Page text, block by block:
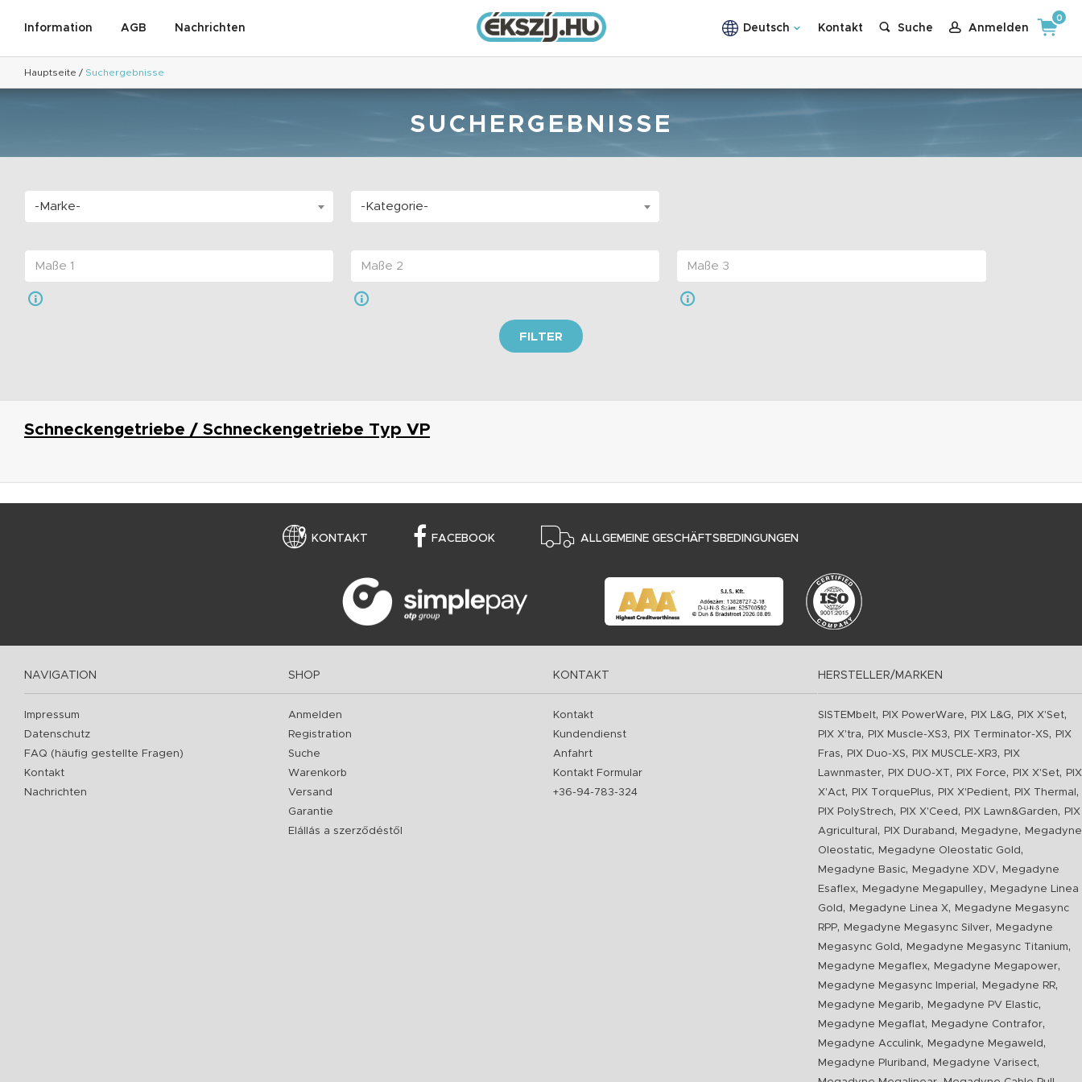
Information AGB Nachrichten Deutsch Kontakt Suche Anmelden
0
Hauptseite / Suchergebnisse
SUCHERGEBNISSE
-Marke- -Kategorie-
FILTER
Schneckengetriebe / Schneckengetriebe Typ VP
KONTAKT FACEBOOK ALLGEMEINE GESCHÄFTSBEDINGUNGEN
NAVIGATION
Impressum
Datenschutz
FAQ (häufig gestellte Fragen)
Kontakt
Nachrichten
SHOP
Anmelden
Registration
Suche
Warenkorb
Versand
Garantie
Elállás a szerződéstől
KONTAKT
Kontakt
Kundendienst
Anfahrt
Kontakt Formular
+36-94-783-324
HERSTELLER/MARKEN
SISTEMbelt, PIX PowerWare, PIX L&G, PIX X'Set,
PIX X'tra, PIX Muscle-XS3, PIX Terminator-XS,
PIX
Fras, PIX Duo-XS, PIX MUSCLE-XR3,
PIX
Lawnmaster, PIX DUO-XT, PIX Force, PIX X'Set,
PIX
X'Act, PIX TorquePlus, PIX X'Pedient, PIX Thermal ,
PIX PolyStrech, PIX X'Ceed , PIX Lawn&Garden,
PIX
Agricultural , PIX Duraband , Megadyne,
Megadyne
Oleostatic, Megadyne Oleostatic Gold ,
Megadyne Basic, Megadyne XDV,
Megadyne
Esaflex, Megadyne Megapulley,
Megadyne Linea
Gold , Megadyne Linea X,
Megadyne Megasync
RPP, Megadyne Megasync Silver,
Megadyne
Megasync Gold , Megadyne Megasync Titanium,
Megadyne Megaflex, Megadyne Megapower,
Megadyne Megasync Imperial , Megadyne RR,
Megadyne Megarib, Megadyne PV Elastic,
Megadyne Megaflat, Megadyne Contrafor,
Megadyne Acculink, Megadyne Megaweld ,
Megadyne Pluriband , Megadyne Varisect,